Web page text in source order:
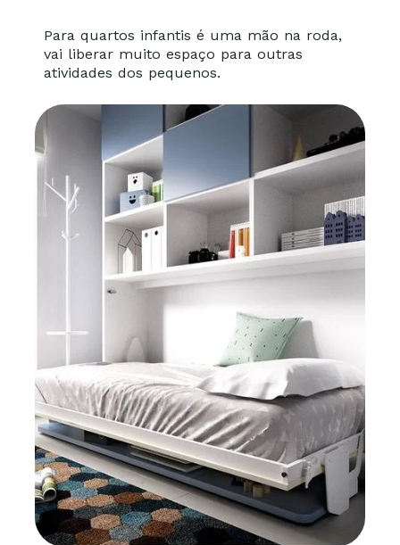
Para quartos infantis é uma mão na roda,
vai liberar muito espaço para outras
atividades dos pequenos.